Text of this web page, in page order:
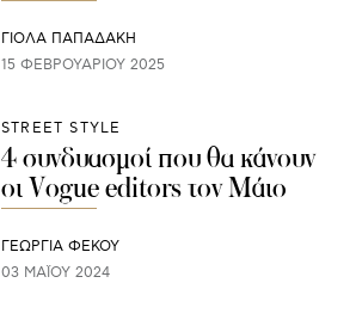
ΓΙΌΛΑ ΠΑΠΑΔΆΚΗ
15 ΦΕΒΡΟΥΑΡΊΟΥ 2025
STREET STYLE
4 συνδυασμοί που θα κάνουν
οι Vogue editors τον Μάιο
ΓΕΩΡΓΙΑ ΦΕΚΟΥ
03 ΜΑΪ́ΟΥ 2024